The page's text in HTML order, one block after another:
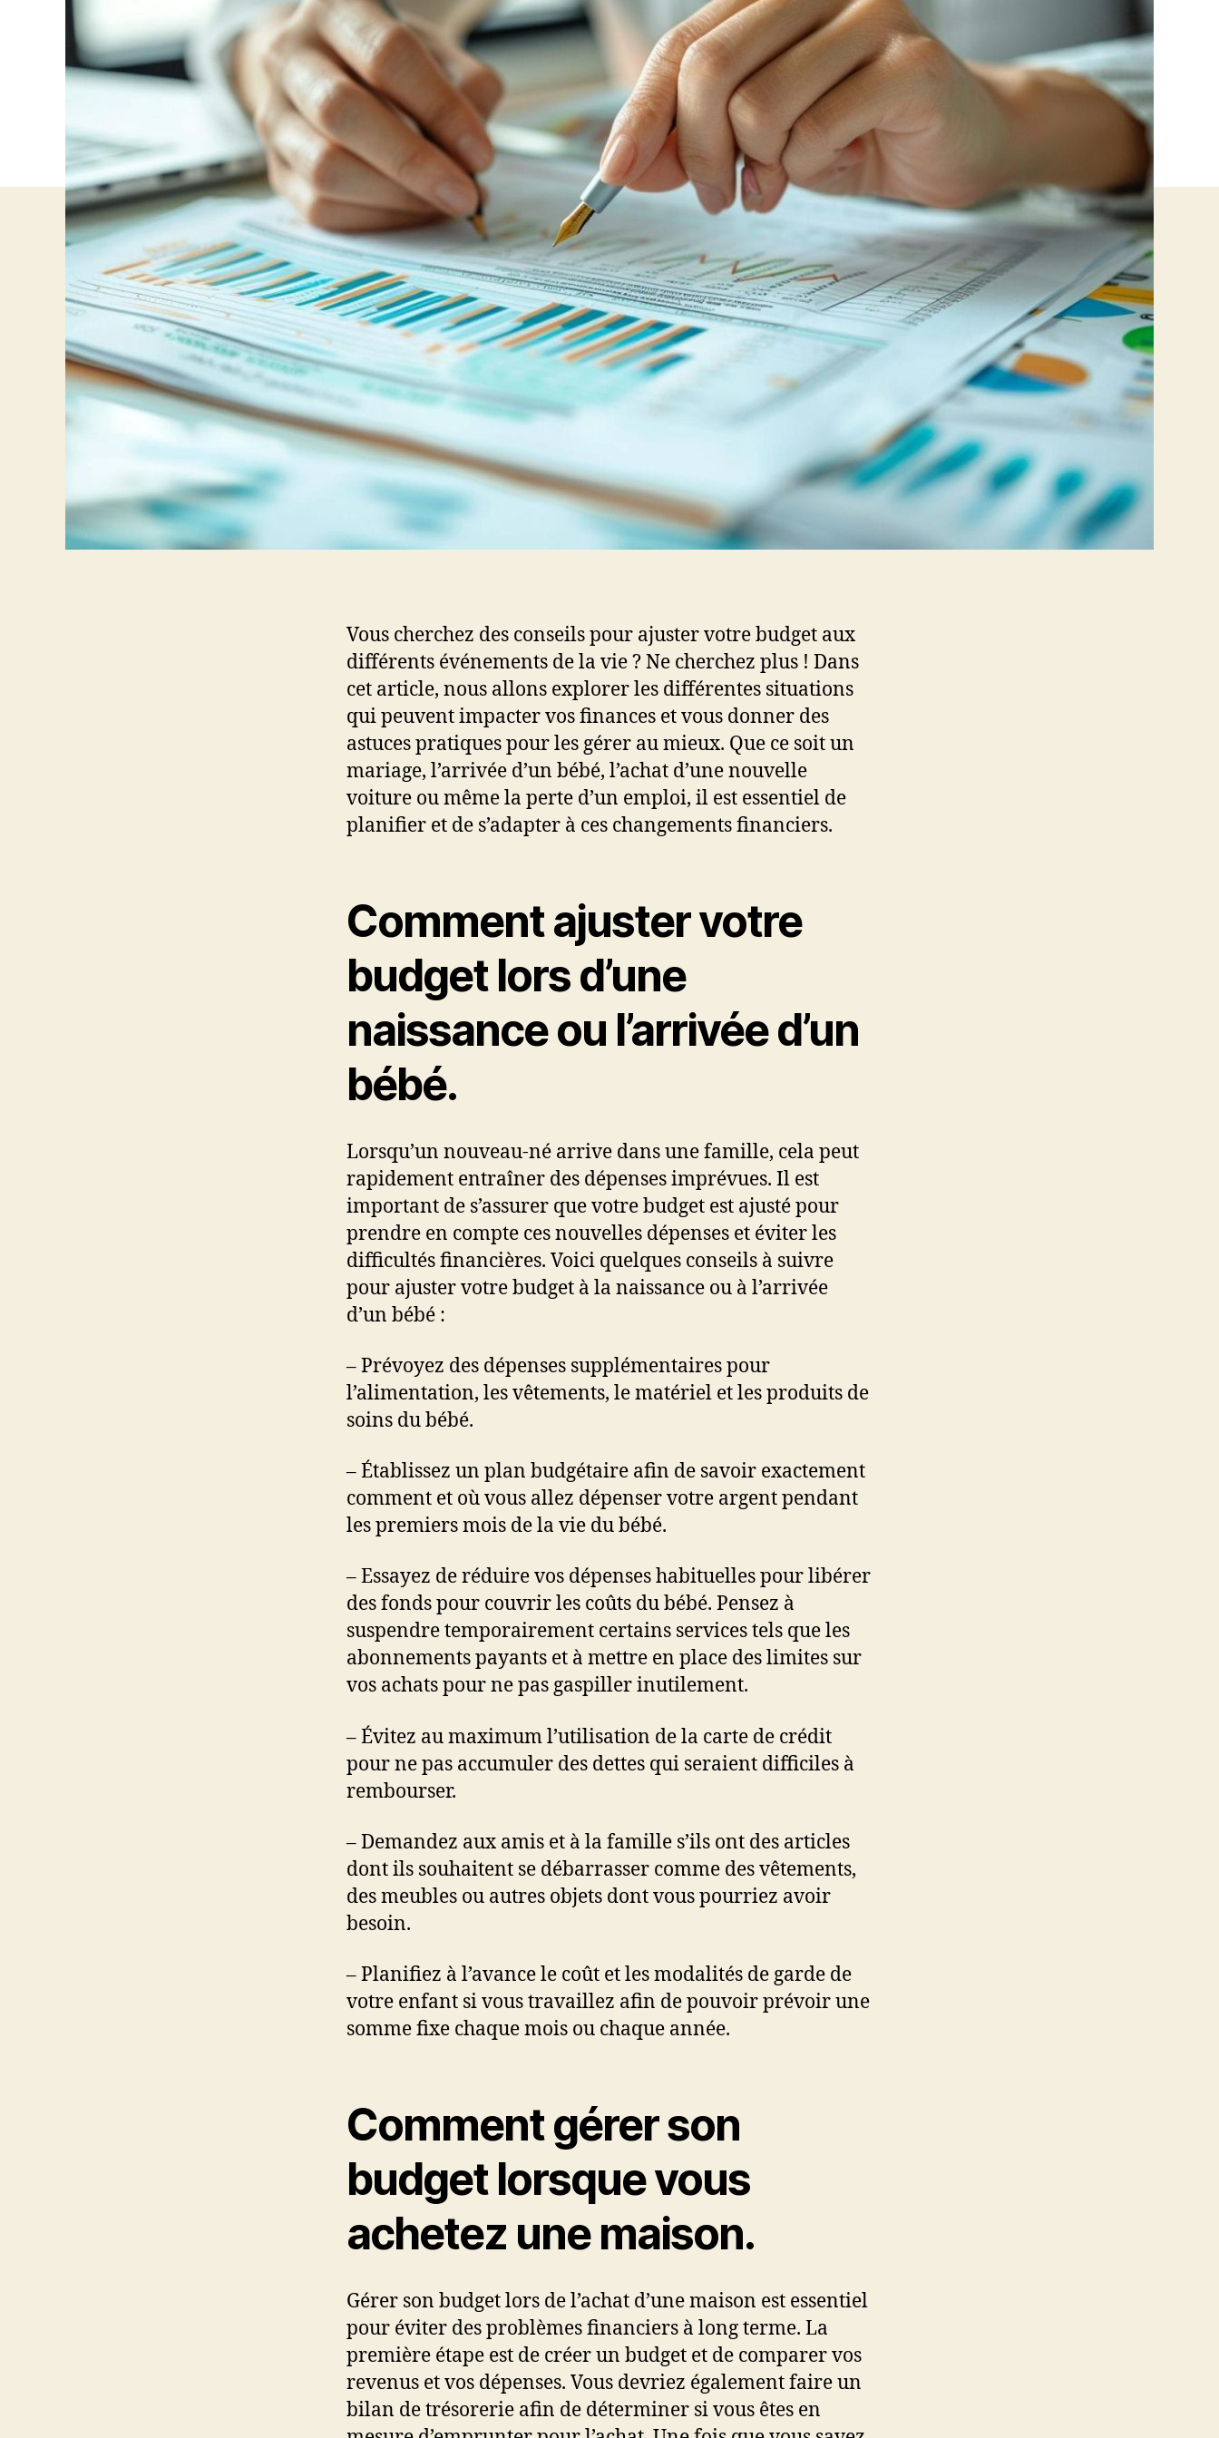
Vous cherchez des conseils pour ajuster votre budget aux
différents événements de la vie ? Ne cherchez plus ! Dans
cet article, nous allons explorer les différentes situations
qui peuvent impacter vos finances et vous donner des
astuces pratiques pour les gérer au mieux. Que ce soit un
mariage, l’arrivée d’un bébé, l’achat d’une nouvelle
voiture ou même la perte d’un emploi, il est essentiel de
planifier et de s’adapter à ces changements financiers.
Comment ajuster votre
budget lors d’une
naissance ou l’arrivée d’un
bébé.
Lorsqu’un nouveau-né arrive dans une famille, cela peut
rapidement entraîner des dépenses imprévues. Il est
important de s’assurer que votre budget est ajusté pour
prendre en compte ces nouvelles dépenses et éviter les
difficultés financières. Voici quelques conseils à suivre
pour ajuster votre budget à la naissance ou à l’arrivée
d’un bébé :
– Prévoyez des dépenses supplémentaires pour
l’alimentation, les vêtements, le matériel et les produits de
soins du bébé.
– Établissez un plan budgétaire afin de savoir exactement
comment et où vous allez dépenser votre argent pendant
les premiers mois de la vie du bébé.
– Essayez de réduire vos dépenses habituelles pour libérer
des fonds pour couvrir les coûts du bébé. Pensez à
suspendre temporairement certains services tels que les
abonnements payants et à mettre en place des limites sur
vos achats pour ne pas gaspiller inutilement.
– Évitez au maximum l’utilisation de la carte de crédit
pour ne pas accumuler des dettes qui seraient difficiles à
rembourser.
– Demandez aux amis et à la famille s’ils ont des articles
dont ils souhaitent se débarrasser comme des vêtements,
des meubles ou autres objets dont vous pourriez avoir
besoin.
– Planifiez à l’avance le coût et les modalités de garde de
votre enfant si vous travaillez afin de pouvoir prévoir une
somme fixe chaque mois ou chaque année.
Comment gérer son
budget lorsque vous
achetez une maison.
Gérer son budget lors de l’achat d’une maison est essentiel
pour éviter des problèmes financiers à long terme. La
première étape est de créer un budget et de comparer vos
revenus et vos dépenses. Vous devriez également faire un
bilan de trésorerie afin de déterminer si vous êtes en